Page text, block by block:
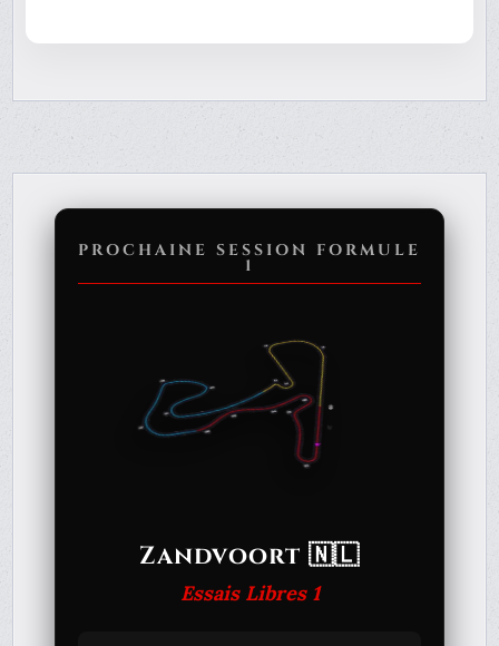
PROCHAINE SESSION FORMULE
1
Zandvoort 🇳🇱
Essais Libres 1